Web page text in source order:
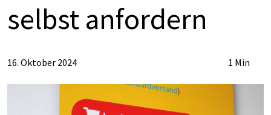
selbst an­for­dern
16. Oktober 2024 1 Min